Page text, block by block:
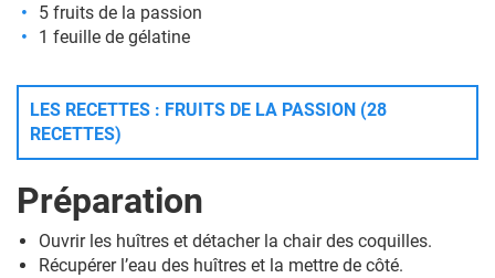
5 fruits de la passion
1 feuille de gélatine
LES RECETTES : FRUITS DE LA PASSION (28
RECETTES)
Préparation
Ouvrir les huîtres et détacher la chair des coquilles.
Récupérer l’eau des huîtres et la mettre de côté.